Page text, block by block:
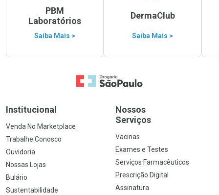
PBM
Laboratórios
Saiba Mais >
DermaClub
Saiba Mais >
Ir para a Home
Institucional
Venda No Marketplace
Trabalhe Conosco
Ouvidoria
Nossas Lojas
Bulário
Sustentabilidade
Nossos
Serviços
Vacinas
Exames e Testes
Serviços Farmacêuticos
Prescrição Digital
Assinatura